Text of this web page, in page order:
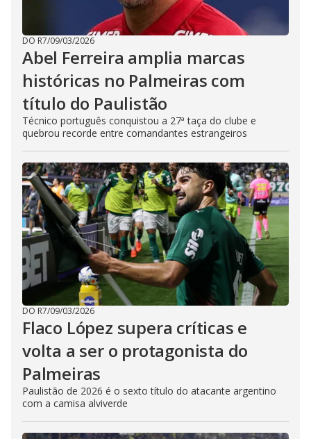
DO R7/09/03/2026
Abel Ferreira amplia marcas
históricas no Palmeiras com
título do Paulistão
Técnico português conquistou a 27ª taça do clube e
quebrou recorde entre comandantes estrangeiros
DO R7/09/03/2026
Flaco López supera críticas e
volta a ser o protagonista do
Palmeiras
Paulistão de 2026 é o sexto título do atacante argentino
com a camisa alviverde